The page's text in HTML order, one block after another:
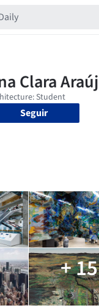
Seguir
+ 15